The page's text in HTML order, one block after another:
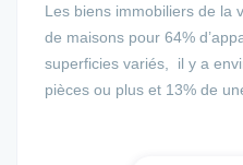
Les biens immobiliers de la
de maisons pour 64%
superficies variés, il y a
pièces ou plus et 13% de